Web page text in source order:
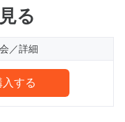
る
／詳細
入する